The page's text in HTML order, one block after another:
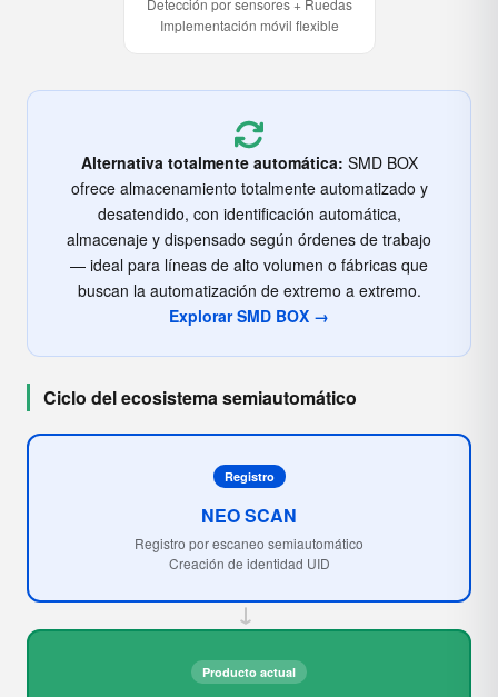
Implementación móvil flexible
Alternativa totalmente automática: SMD BOX
ofrece almacenamiento totalmente automatizado y
desatendido, con identificación automática,
almacenaje y dispensado según órdenes de trabajo
— ideal para líneas de alto volumen o fábricas que
buscan la automatización de extremo a extremo.
Explorar SMD BOX →
Ciclo del ecosistema semiautomático
Registro
NEO SCAN
Registro por escaneo semiautomático
Creación de identidad UID
→
Producto actual